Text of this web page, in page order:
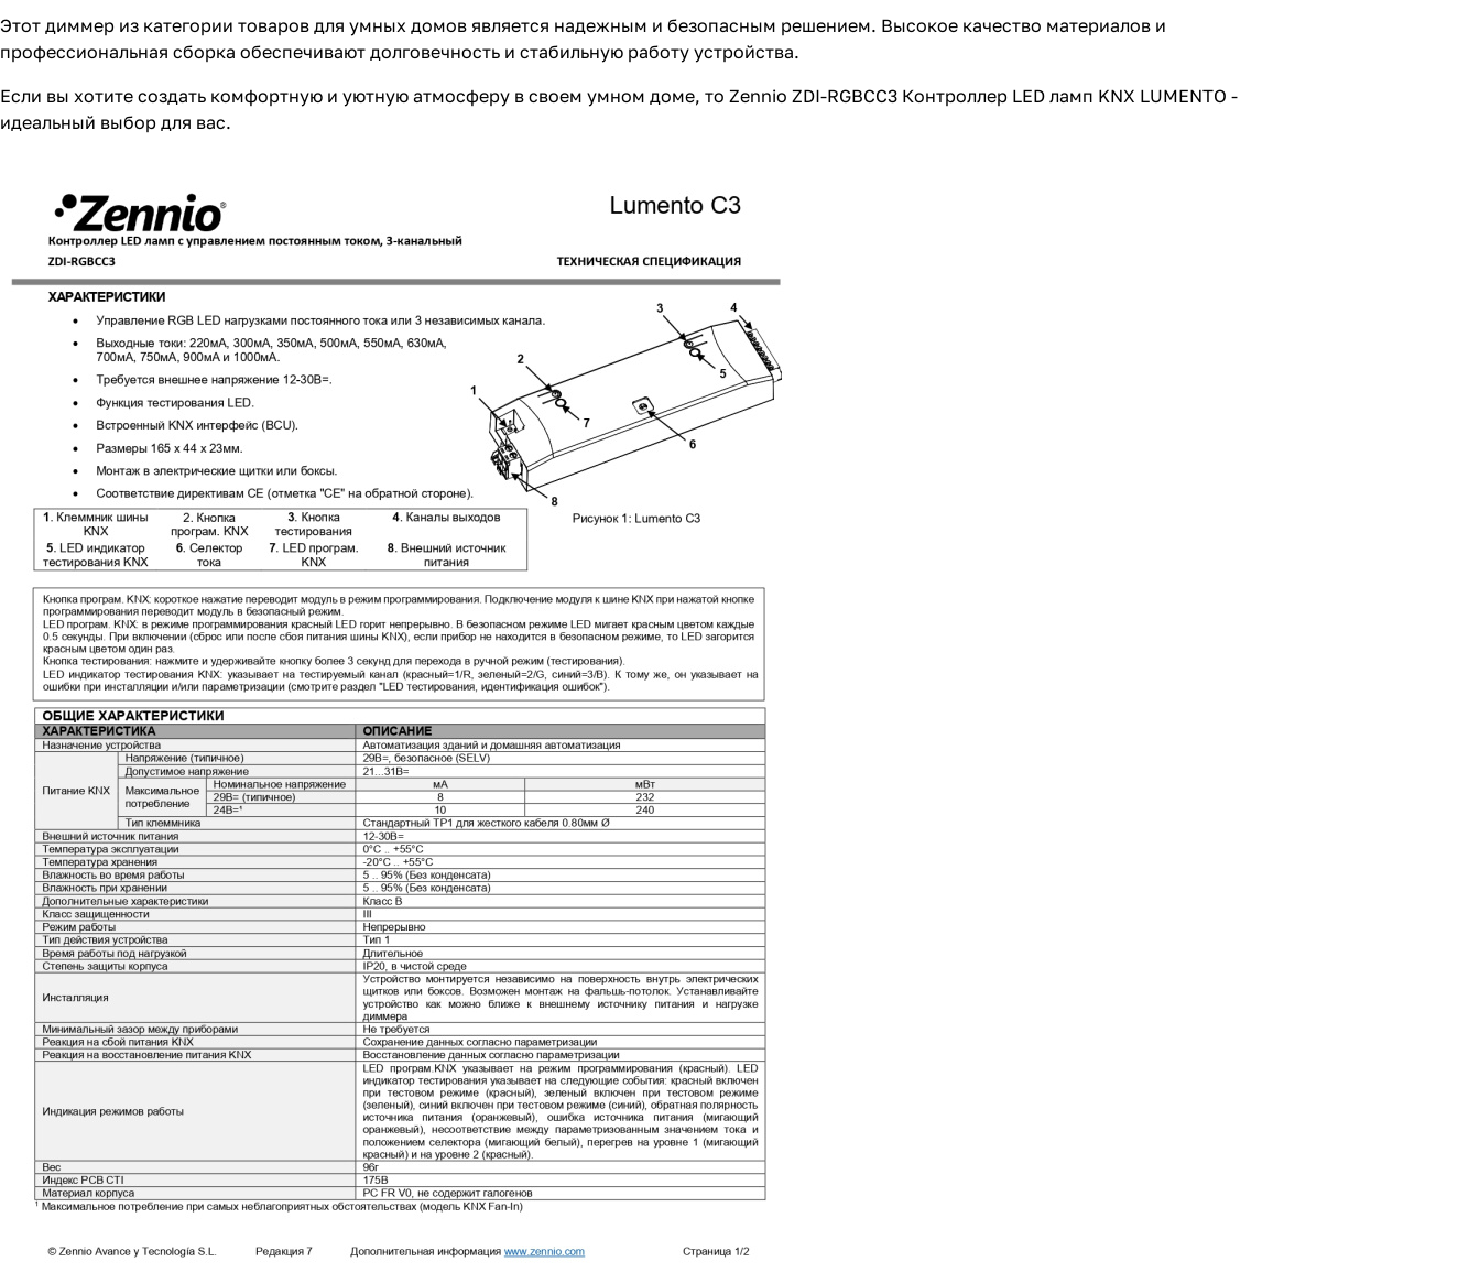
Этот диммер из категории товаров для умных домов является надежным и безопасным решением. Высокое качество материалов и
профессиональная сборка обеспечивают долговечность и стабильную работу устройства.
Если вы хотите создать комфортную и уютную атмосферу в своем умном доме, то Zennio ZDI-RGBCC3 Контроллер LED ламп KNX LUMENTO -
идеальный выбор для вас.